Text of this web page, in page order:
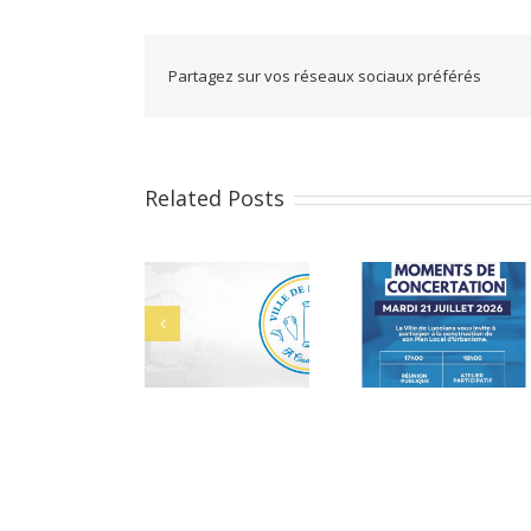
Partagez sur vos réseaux sociaux préférés
Related Posts
Cérémonie des
bacheliers le 29
juillet 2026
Bacheliers 2026